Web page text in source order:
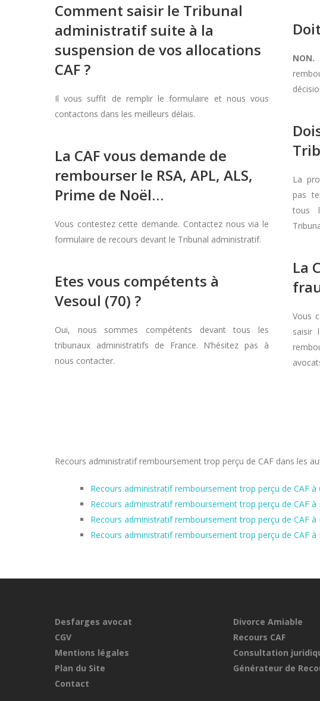
Comment saisir le Tribunal
administratif suite à la
suspension de vos allocations
CAF ?
Il vous suffit de remplir le formulaire et nous vous
contactons dans les meilleurs délais.
La CAF vous demande de
rembourser le RSA, APL, ALS,
Prime de Noël…
Vous contestez cette demande. Contactez nous via le
formulaire de recours devant le Tribunal administratif.
Etes vous compétents à
Vesoul (70) ?
Oui, nous sommes compétents devant tous les
tribunaux administratifs de France. N’hésitez pas à
nous contacter.
NON.
La
pas
tous
La
Vous
saisir
Recours administratif remboursement trop perçu de CAF dans les
Recours administratif remboursement trop perçu de CAF à
Recours administratif remboursement trop perçu de CAF à
Recours administratif remboursement trop perçu de CAF à
Recours administratif remboursement trop perçu de CAF à
Desfarges avocat
CGV
Mentions légales
Plan du Site
Contact
Divorce Amiable
Recours CAF
Consultation
Générateur de